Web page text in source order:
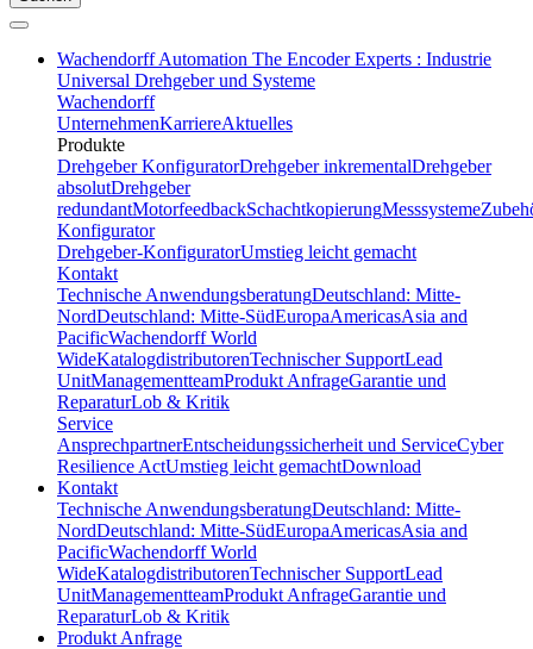
Wachendorff Automation The Encoder Experts : Industrie
Universal Drehgeber und Systeme
Wachendorff
UnternehmenKarriereAktuelles
Produkte
Drehgeber KonfiguratorDrehgeber inkrementalDrehgeber
absolutDrehgeber
redundantMotorfeedbackSchachtkopierungMesssysteme
Konfigurator
Drehgeber-KonfiguratorUmstieg leicht gemacht
Kontakt
Technische AnwendungsberatungDeutschland: Mitte-
NordDeutschland: Mitte-SüdEuropaAmericasAsia and
PacificWachendorff World
WideKatalogdistributorenTechnischer SupportLead
UnitManagementteamProdukt AnfrageGarantie und
ReparaturLob & Kritik
Service
AnsprechpartnerEntscheidungssicherheit und ServiceCyber
Resilience ActUmstieg leicht gemachtDownload
Kontakt
Technische AnwendungsberatungDeutschland: Mitte-
NordDeutschland: Mitte-SüdEuropaAmericasAsia and
PacificWachendorff World
WideKatalogdistributorenTechnischer SupportLead
UnitManagementteamProdukt AnfrageGarantie und
ReparaturLob & Kritik
Produkt Anfrage